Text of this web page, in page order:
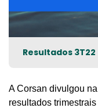
Resultados 3T22
A Corsan divulgou
resultados